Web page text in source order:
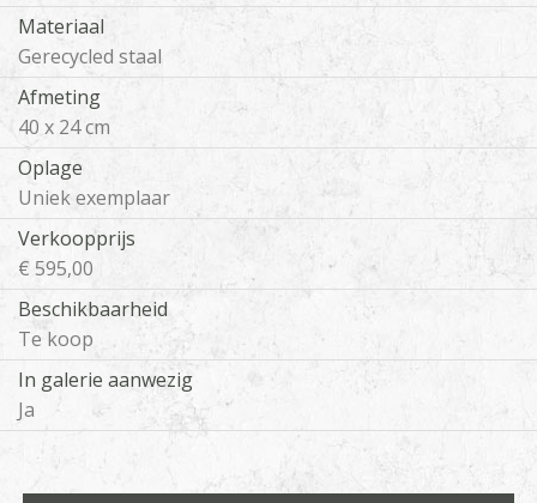
Materiaal
Gerecycled staal
Afmeting
40 x 24 cm
Oplage
Uniek exemplaar
Verkoopprijs
€ 595,00
Beschikbaarheid
Te koop
In galerie aanwezig
Ja